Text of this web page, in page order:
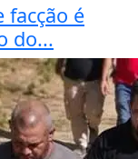
facção é
do...